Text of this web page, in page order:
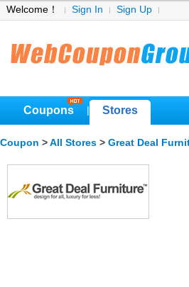
Welcome！ Sign In Sign Up
Coupons Stores
Coupon > All Stores > Great Deal